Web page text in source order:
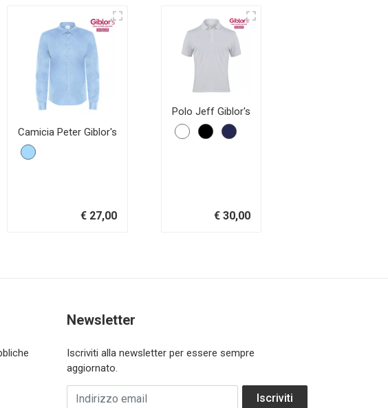
Camicia Peter Giblor's
€ 27,00
Polo Jeff Giblor's
€ 30,00
Newsletter
Iscriviti alla newsletter per essere sempre
aggiornato.
Indirizzo email Iscriviti